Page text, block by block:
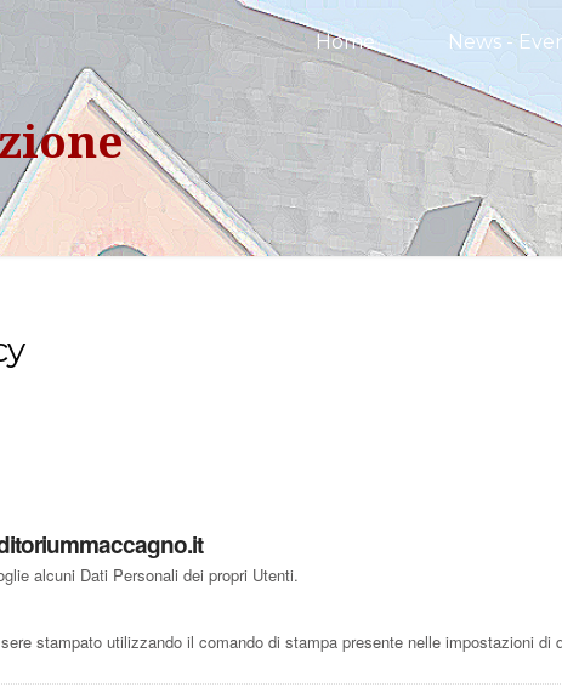
Home News -
alcuni Dati Personali dei propri Utenti.
stampato utilizzando il comando di stampa presente nelle impostazioni di